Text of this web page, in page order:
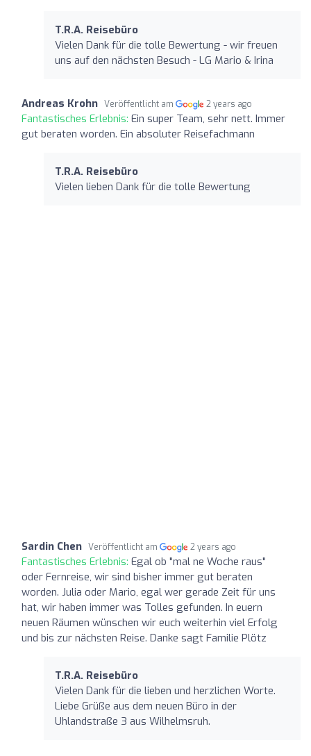
T.R.A. Reisebüro
Vielen Dank für die tolle Bewertung - wir freuen
uns auf den nächsten Besuch - LG Mario & Irina
Andreas Krohn Veröffentlicht am 2 years ago
Fantastisches Erlebnis: Ein super Team, sehr nett. Immer
gut beraten worden. Ein absoluter Reisefachmann
T.R.A. Reisebüro
Vielen lieben Dank für die tolle Bewertung
Sardin Chen Veröffentlicht am 2 years ago
Fantastisches Erlebnis: Egal ob "mal ne Woche raus"
oder Fernreise, wir sind bisher immer gut beraten
worden. Julia oder Mario, egal wer gerade Zeit für uns
hat, wir haben immer was Tolles gefunden. In euern
neuen Räumen wünschen wir euch weiterhin viel Erfolg
und bis zur nächsten Reise. Danke sagt Familie Plötz
T.R.A. Reisebüro
Vielen Dank für die lieben und herzlichen Worte.
Liebe Grüße aus dem neuen Büro in der
Uhlandstraße 3 aus Wilhelmsruh.